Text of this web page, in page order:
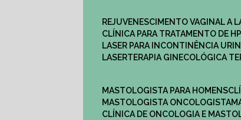
REJUVENESCIMENTO VAGINAL A
CLÍNICA PARA TRATAMENTO DE
LASER PARA INCONTINÊNCIA
LASERTERAPIA GINECOLÓGICA
MASTOLOGISTA PARA HOMENS
MASTOLOGISTA ONCOLOGISTA
CLÍNICA DE ONCOLOGIA E